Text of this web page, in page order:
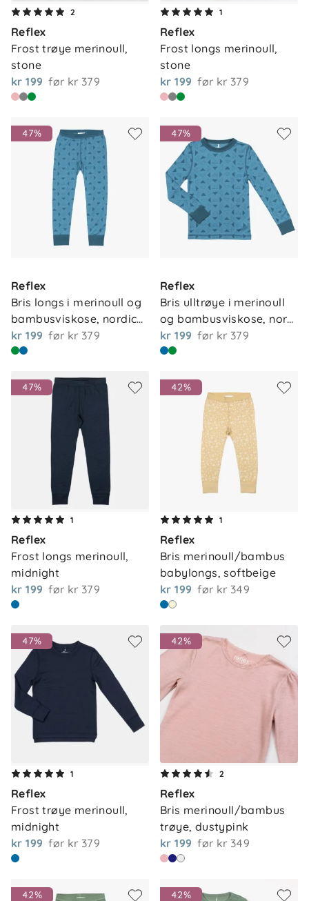
2
Reflex
Frost trøye merinoull,
stone
kr 199 før kr 379
1
Reflex
Frost longs merinoull,
stone
kr 199 før kr 379
47%
Reflex
Bris longs i merinoull og
bambusviskose, nordic…
kr 199 før kr 379
47%
Reflex
Bris ulltrøye i merinoull
og bambusviskose, nor…
kr 199 før kr 379
47%
1
Reflex
Frost longs merinoull,
midnight
kr 199 før kr 379
42%
1
Reflex
Bris merinoull/bambus
babylongs, softbeige
kr 199 før kr 349
47%
1
Reflex
Frost trøye merinoull,
midnight
kr 199 før kr 379
42%
2
Reflex
Bris merinoull/bambus
trøye, dustypink
kr 199 før kr 349
42% 42%